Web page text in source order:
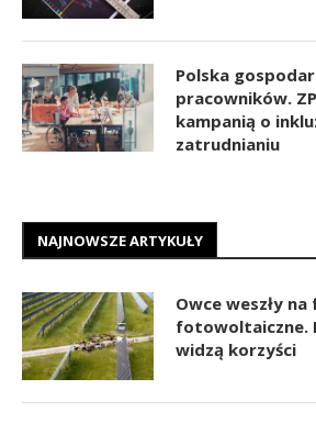
Polska
pracowników.
kampanią o
zatrudnianiu
NAJNOWSZE ARTYKUŁY
Owce weszły
fotowoltaiczne.
widzą korzyści